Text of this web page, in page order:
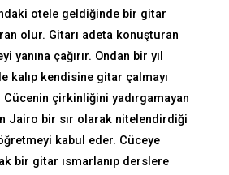
otele geldiğinde bir gitar
olur. Gitarı adeta konuşturan
yanına çağırır. Ondan bir yıl
kalıp kendisine gitar çalmayı
çirkinliğini yadırgamayan
Jairo bir sır olarak nitelendirdiği
kabul eder. Cüceye
bir gitar ısmarlanıp derslere